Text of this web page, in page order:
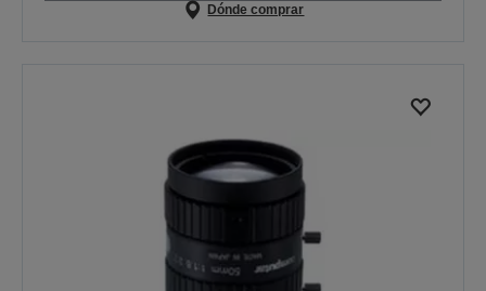
Dónde comprar